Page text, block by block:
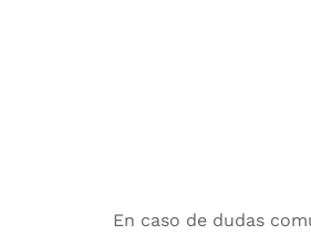
En caso de dudas